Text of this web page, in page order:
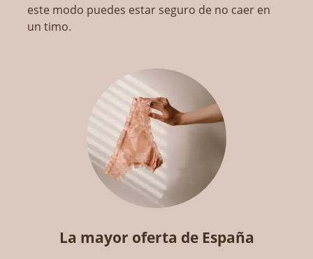
este modo puedes estar seguro de no caer en
un timo.
La mayor oferta de España